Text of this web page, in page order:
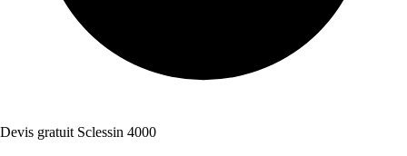
Devis gratuit Sclessin 4000